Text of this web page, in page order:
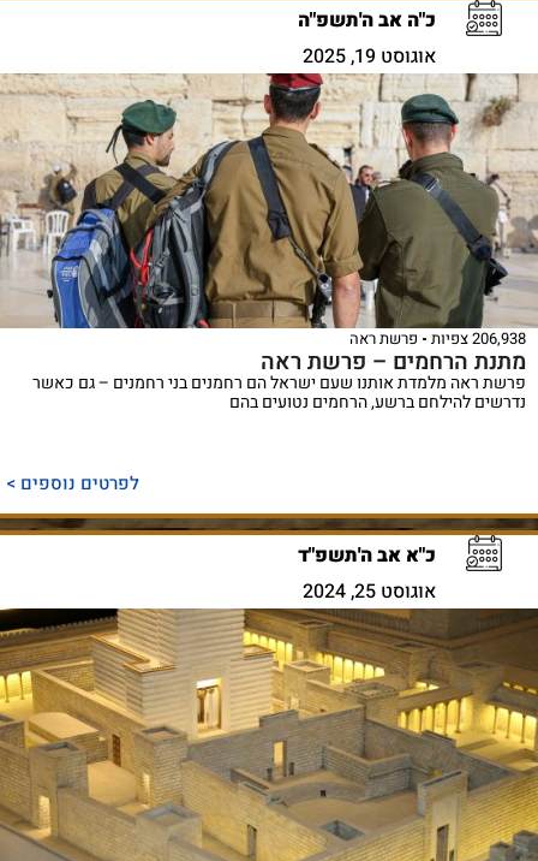
כ"ה אב ה'תשפ"ה
אוגוסט 19, 2025
206,938 צפיות פרשת ראה
מתנת הרחמים – פרשת ראה
פרשת ראה מלמדת אותנו שעם ישראל הם רחמנים בני רחמנים – גם כאשר
נדרשים להילחם ברשע, הרחמים נטועים בהם
לפרטים נוספים >
כ"א אב ה'תשפ"ד
אוגוסט 25, 2024